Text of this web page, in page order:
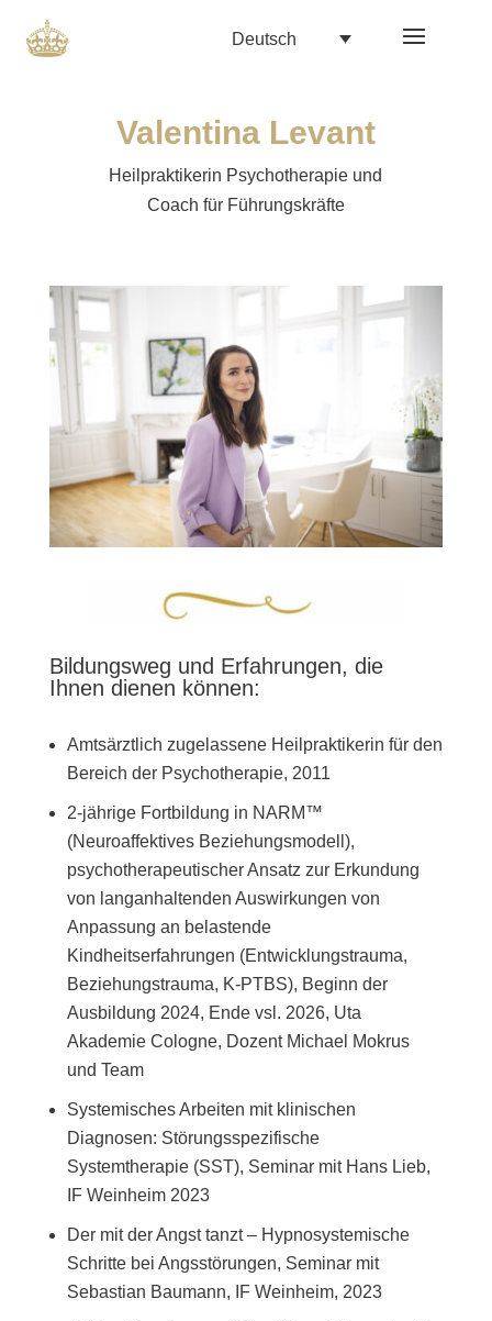
Deutsch
Valentina Levant
Heilpraktikerin Psychotherapie und
Coach für Führungskräfte
Bildungsweg und Erfahrungen, die
Ihnen dienen können:
Amtsärztlich zugelassene Heilpraktikerin für den
Bereich der Psychotherapie, 2011
2-jährige Fortbildung in NARM™
(Neuroaffektives Beziehungsmodell),
psychotherapeutischer Ansatz zur Erkundung
von langanhaltenden Auswirkungen von
Anpassung an belastende
Kindheitserfahrungen (Entwicklungstrauma,
Beziehungstrauma, K-PTBS), Beginn der
Ausbildung 2024, Ende vsl. 2026, Uta
Akademie Cologne, Dozent Michael Mokrus
und Team
Systemisches Arbeiten mit klinischen
Diagnosen: Störungsspezifische
Systemtherapie (SST), Seminar mit Hans Lieb,
IF Weinheim 2023
Der mit der Angst tanzt – Hypnosystemische
Schritte bei Angsstörungen, Seminar mit
Sebastian Baumann, IF Weinheim, 2023